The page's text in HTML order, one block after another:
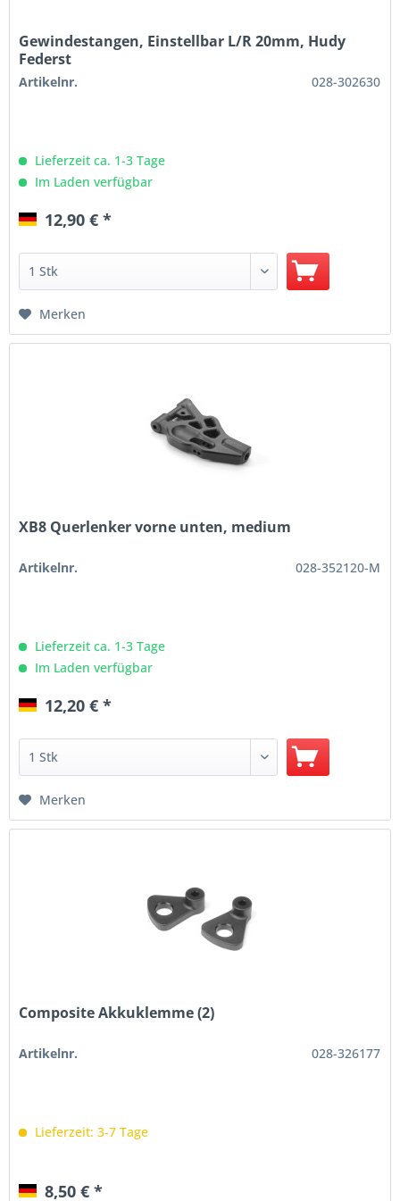
Gewindestangen, Einstellbar L/R 20mm, Hudy
Federst
Artikelnr. 028-302630
Lieferzeit ca. 1-3 Tage
Im Laden verfügbar
12,90 € *
Merken
XB8 Querlenker vorne unten, medium
Artikelnr. 028-352120-M
Lieferzeit ca. 1-3 Tage
Im Laden verfügbar
12,20 € *
Merken
Composite Akkuklemme (2)
Artikelnr. 028-326177
Lieferzeit: 3-7 Tage
8,50 € *